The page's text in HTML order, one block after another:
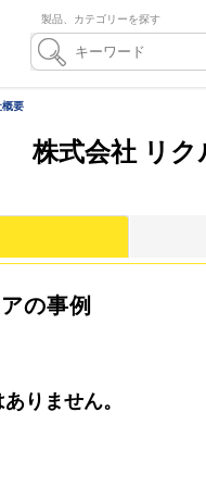
製品、カテゴリーを探す
要
株式会社 リ
の事例
りません。